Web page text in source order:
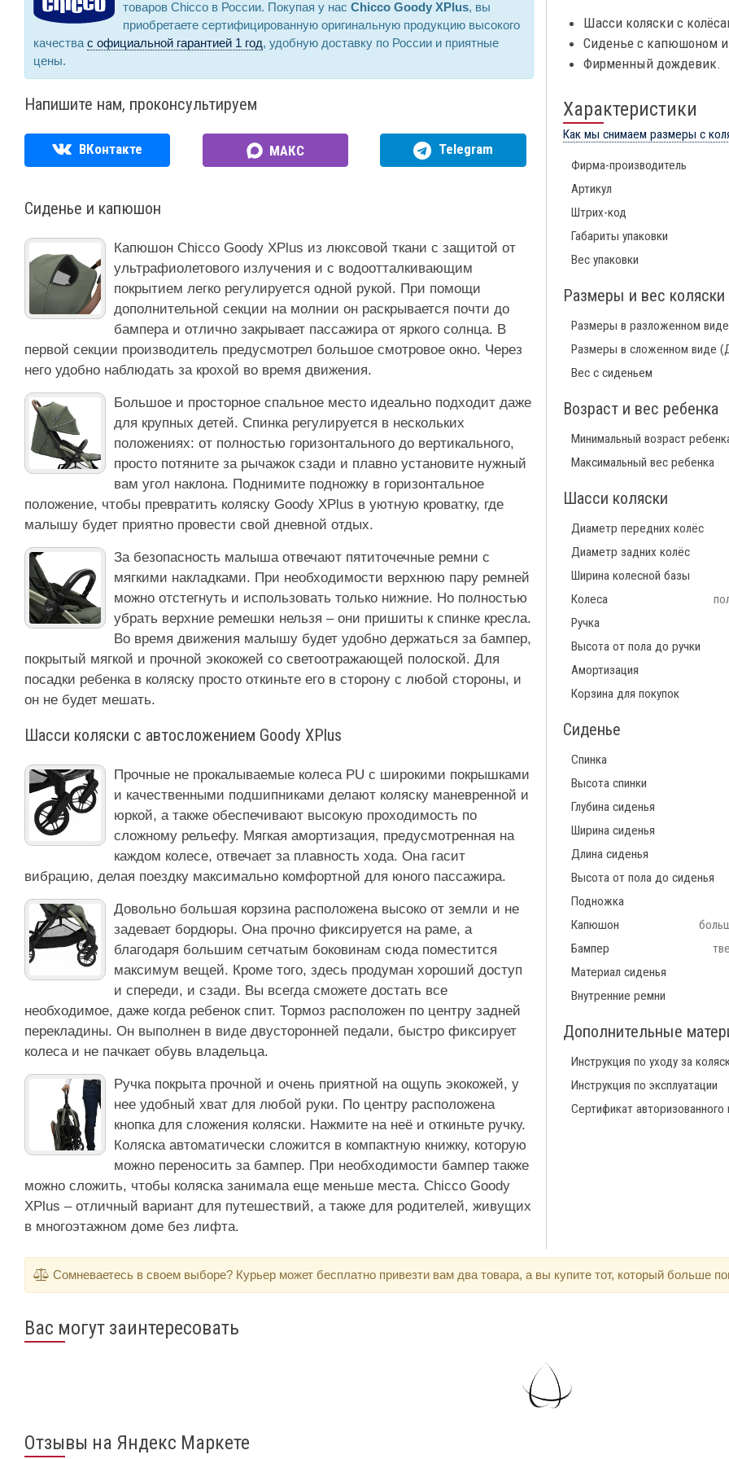
товаров Chicco в России. Покупая у нас Chicco Goody XPlus, вы
приобретаете сертифицированную оригинальную продукцию высокого
качества с официальной гарантией 1 год, удобную доставку по России и приятные
цены.
Напишите нам, проконсультируем
ВКонтакте МАКС Telegram
Сиденье и капюшон
Капюшон Chicco Goody XPlus из люксовой ткани с защитой от
ультрафиолетового излучения и с водоотталкивающим
покрытием легко регулируется одной рукой. При помощи
дополнительной секции на молнии он раскрывается почти до
бампера и отлично закрывает пассажира от яркого солнца. В
первой секции производитель предусмотрел большое смотровое окно. Через
него удобно наблюдать за крохой во время движения.
Большое и просторное спальное место идеально подходит даже
для крупных детей. Спинка регулируется в нескольких
положениях: от полностью горизонтального до вертикального,
просто потяните за рычажок сзади и плавно установите нужный
вам угол наклона. Поднимите подножку в горизонтальное
положение, чтобы превратить коляску Goody XPlus в уютную кроватку, где
малышу будет приятно провести свой дневной отдых.
За безопасность малыша отвечают пятиточечные ремни с
мягкими накладками. При необходимости верхнюю пару ремней
можно отстегнуть и использовать только нижние. Но полностью
убрать верхние ремешки нельзя – они пришиты к спинке кресла.
Во время движения малышу будет удобно держаться за бампер,
покрытый мягкой и прочной экокожей со светоотражающей полоской. Для
посадки ребенка в коляску просто откиньте его в сторону с любой стороны, и
он не будет мешать.
Шасси коляски с автосложением Goody XPlus
Прочные не прокалываемые колеса PU с широкими покрышками
и качественными подшипниками делают коляску маневренной и
юркой, а также обеспечивают высокую проходимость по
сложному рельефу. Мягкая амортизация, предусмотренная на
каждом колесе, отвечает за плавность хода. Она гасит
вибрацию, делая поездку максимально комфортной для юного пассажира.
Довольно большая корзина расположена высоко от земли и не
задевает бордюры. Она прочно фиксируется на раме, а
благодаря большим сетчатым боковинам сюда поместится
максимум вещей. Кроме того, здесь продуман хороший доступ
и спереди, и сзади. Вы всегда сможете достать все
необходимое, даже когда ребенок спит. Тормоз расположен по центру задней
перекладины. Он выполнен в виде двусторонней педали, быстро фиксирует
колеса и не пачкает обувь владельца.
Ручка покрыта прочной и очень приятной на ощупь экокожей, у
нее удобный хват для любой руки. По центру расположена
кнопка для сложения коляски. Нажмите на неё и откиньте ручку.
Коляска автоматически сложится в компактную книжку, которую
можно переносить за бампер. При необходимости бампер также
можно сложить, чтобы коляска занимала еще меньше места. Chicco Goody
XPlus – отличный вариант для путешествий, а также для родителей, живущих
в многоэтажном доме без лифта.
Шасси коляски с
Сиденье с капюшоном
Фирменный дождевик.
Характеристики
Как мы снимаем размеры с
Фирма-производитель
Артикул
Штрих-код
Габариты упаковки
Вес упаковки
Размеры и вес коляски
Размеры в разложенном
Размеры в сложенном виде
Вес с сиденьем
Возраст и вес ребенка
Минимальный возраст
Максимальный вес ребенка
Шасси коляски
Диаметр передних колёс
Диаметр задних колёс
Ширина колесной базы
Колеса
Ручка
Высота от пола до ручки
Амортизация
Корзина для покупок
Сиденье
Спинка
Высота спинки
Глубина сиденья
Ширина сиденья
Длина сиденья
Высота от пола до сиденья
Подножка
Капюшон
Бампер
Материал сиденья
Внутренние ремни
Дополнительные
Инструкция по уходу за
Инструкция по эксплуатации
Сертификат авторизованного
Сомневаетесь в своем выборе? Курьер может бесплатно привезти вам два товара, а вы купите тот, который больше
Вас могут заинтересовать
Отзывы на Яндекс Маркете